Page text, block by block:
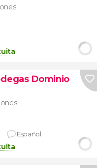
Dominio
Español